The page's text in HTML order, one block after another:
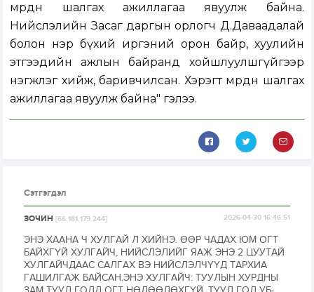
мөрдөн шалгах ажиллагаа явуулж байна.
Нийслэлийн Засаг даргын орлогч Д.Даваадалай
болон нэр бүхий иргэний орон байр, хуулийн
этгээдийн ажлын байранд хойшлуулшгүйгээр
нэгжлэг хийж, баривчилсан. Хэрэгт мөрдөн шалгах
ажиллагаа явуулж байна" гэлээ.
Сэтгэгдэл
ЗОЧИН[66.181.179.244] 2026-04-30 16:46:51
ЭНЭ ХААНА Ч ХУЛГАЙ Л ХИЙНЭ. ӨӨР ЧАДАХ ЮМ ОГТ
БАЙХГҮЙ ХУЛГАЙЧ, НИЙСЛЭЛИЙГ ЯАЖ ЭНЭ 2 ЦУУТАЙ
ХУЛГАЙЧДААС САЛГАХ ВЭ НИЙСЛЭЛЧҮҮД ТАРХИА
ГАШИЛГАЖ БАЙСАН.ЭНЭ ХУЛГАЙЧ: ТУУЛЫН ХУРДНЫ